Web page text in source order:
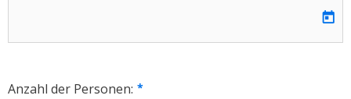
Anzahl der Personen: